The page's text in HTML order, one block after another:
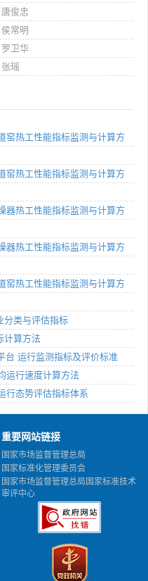
唐俊忠
侯常明
罗卫华
张瑶
窑热工性能指标监测与计算方
窑热工性能指标监测与计算方
器热工性能指标监测与计算方
器热工性能指标监测与计算方
窑热工性能指标监测与计算方
分类与评估指标
计算方法
台 运行监测指标及评价标准
运行速度计算方法
行态势评估指标体系
重要网站链接
国家市场监督管理总局
国家标准化管理委员会
国家市场监督管理总局国家标准技术
审评中心